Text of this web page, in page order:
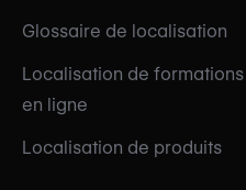
Glossaire de localisation
Localisation de formations
en ligne
Localisation de produits